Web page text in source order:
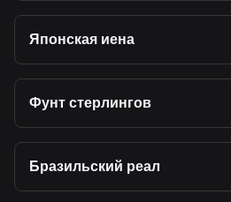
Японская иена
Фунт стерлингов
Бразильский реал